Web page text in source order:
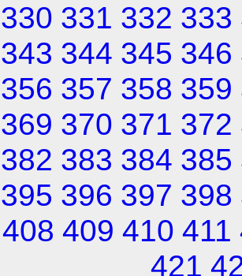
330 331 332 333
343 344 345 346
356 357 358 359
369 370 371 372
382 383 384 385
395 396 397 398
408 409 410 411
421